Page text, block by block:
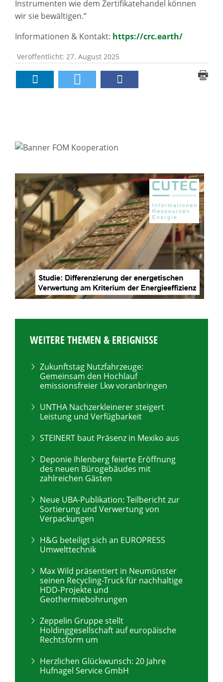
Instrumenten wie dem Zertifikatehandel können
wir sie bewältigen.“
Informationen & Kontakt: https://crc.earth/
Veröffentlicht: 27. August 2025
WEITERE THEMEN & EREIGNISSE
Zukunftstag Nutzfahrzeuge:
Gemeinsam den Hochlauf
emissionsfreier Lkw voranbringen
UNTHA Nachzerkleinerer steigert
Leistung und Verfügbarkeit
STEINERT baut Präsenz in Mexiko aus
Deponie Ihlenberg feierte Eröffnung
des neuen Bürogebäudes mit
zahlreichen Gästen
Neue UBA-Publikation: Teilbericht zur
Sortierung und Verwertung von
Verpackungen
H&G beteiligt sich an EUROPRESS
Umwelttechnik
Max Wild präsentiert in Neumünster
seinen Recycling-Truck für nachhaltige
HDD-Projekte und
Geothermiebohrungen
Zeppelin Gruppe stellt
Holdinggesellschaft auf europäische
Rechtsform um
Herzlichen Glückwunsch: 20 Jahre
Hufnagel Service GmbH